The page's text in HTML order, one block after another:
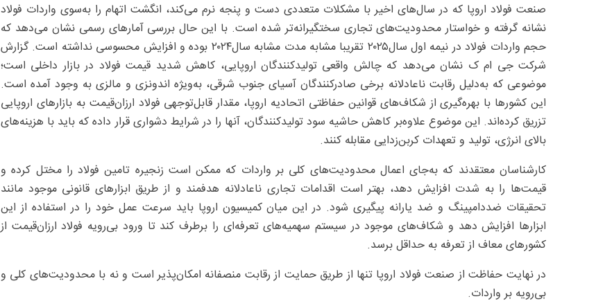
صنعت فولاد اروپا که در سال‌های اخیر با مشکلات متعددی دست و پنجه نرم می‌کند، انگشت اتهام را به‌سوی واردات فولاد
نشانه گرفته و خواستار محدودیت‌های تجاری سختگیرانه‌تر شده است. با این حال بررسی آمارهای رسمی نشان می‌دهد که
حجم واردات فولاد در نیمه اول سال۲۰۲۵ تقریبا مشابه مدت مشابه سال۲۰۲۴ بوده و افزایش محسوسی نداشته است. گزارش
شرکت جی ام ک نشان می‌دهد که چالش واقعی تولیدکنندگان اروپایی، کاهش شدید قیمت فولاد در بازار داخلی است؛
موضوعی که به‌دلیل رقابت ناعادلانه برخی صادرکنندگان آسیای جنوب شرقی، به‌ویژه اندونزی و مالزی به وجود آمده است.
این کشورها با بهره‌گیری از شکاف‌های قوانین حفاظتی اتحادیه اروپا، مقدار قابل‌توجهی فولاد ارزان‌قیمت به بازارهای اروپایی
تزریق کرده‌اند. این موضوع علاوه‌بر کاهش حاشیه سود تولیدکنندگان، آنها را در شرایط دشواری قرار داده که باید با هزینه‌های
بالای انرژی، تولید و تعهدات کربن‌زدایی مقابله کنند.
کارشناسان معتقدند که به‌جای اعمال محدودیت‌های کلی بر واردات که ممکن است زنجیره تامین فولاد را مختل کرده و
قیمت‌ها را به شدت افزایش دهد، بهتر است اقدامات تجاری ناعادلانه هدفمند و از طریق ابزارهای قانونی موجود مانند
تحقیقات ضددامپینگ و ضد یارانه پیگیری شود. در این میان کمیسیون اروپا باید سرعت عمل خود را در استفاده از این
ابزارها افزایش دهد و شکاف‌های موجود در سیستم سهمیه‌های تعرفه‌ای را برطرف کند تا ورود بی‌رویه فولاد ارزان‌قیمت از
کشورهای معاف از تعرفه به حداقل برسد.
در نهایت حفاظت از صنعت فولاد اروپا تنها از طریق حمایت از رقابت منصفانه امکان‌پذیر است و نه با محدودیت‌های کلی و
بی‌رویه بر واردات.